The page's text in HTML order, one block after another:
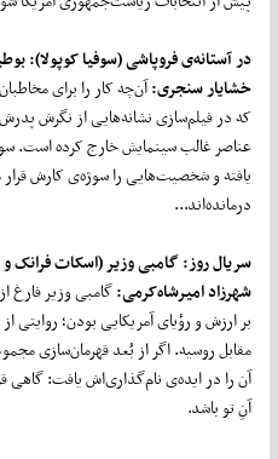
در آستانه‌ی فروپاشی (سوفیا کوپولا):
خشایار سنجری:آن‌چه کار را برای
که در فیلم‌سازی نشانه‌هایی از نگرش پدرش
عناصر غالب سینمایش خارج کرده است.
یافته و شخصیت‌هایی را سوژه‌ی کارش
درمانده‌اند...
سریال روز: گامبی وزیر (اسکات فرانک
شهرزاد امیرشاه‌کرمی:گامبی وزیر فارغ
بر ارزش و رؤیای آمریکایی بودن؛ روایتی
مقابل روسیه. اگر از بُعد قهرمان‌سازی
آن را در ایده‌ی نام‌گذاری‌اش یافت: گاهی
آنِ تو باشد.